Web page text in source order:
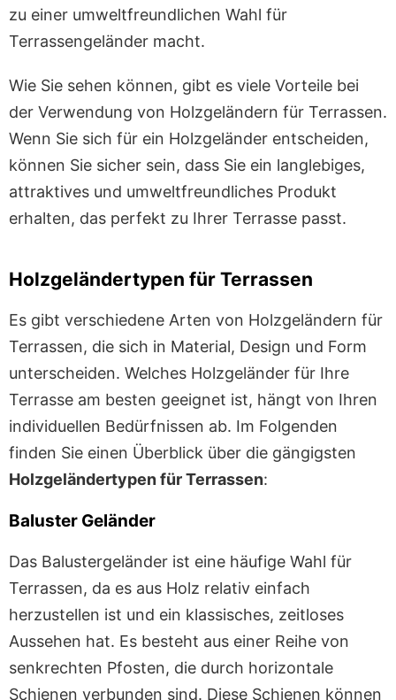
zu einer umweltfreundlichen Wahl für
Terrassengeländer macht.
Wie Sie sehen können, gibt es viele Vorteile bei
der Verwendung von Holzgeländern für Terrassen.
Wenn Sie sich für ein Holzgeländer entscheiden,
können Sie sicher sein, dass Sie ein langlebiges,
attraktives und umweltfreundliches Produkt
erhalten, das perfekt zu Ihrer Terrasse passt.
Holzgeländertypen für Terrassen
Es gibt verschiedene Arten von Holzgeländern für
Terrassen, die sich in Material, Design und Form
unterscheiden. Welches Holzgeländer für Ihre
Terrasse am besten geeignet ist, hängt von Ihren
individuellen Bedürfnissen ab. Im Folgenden
finden Sie einen Überblick über die gängigsten
Holzgeländertypen für Terrassen:
Baluster Geländer
Das Balustergeländer ist eine häufige Wahl für
Terrassen, da es aus Holz relativ einfach
herzustellen ist und ein klassisches, zeitloses
Aussehen hat. Es besteht aus einer Reihe von
senkrechten Pfosten, die durch horizontale
Schienen verbunden sind. Diese Schienen können